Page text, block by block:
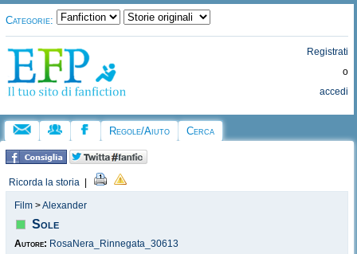
Categorie:
Registrati
o
accedi
Regole/Aiuto Cerca
Ricorda la storia
Film >Alexander
Sole
Autore: RosaNera_Rinnegata_30613